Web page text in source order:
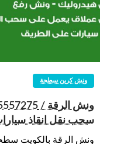
ونش كرين سطحة
سحب نقل انقاذ
ونش الرقة بالكويت